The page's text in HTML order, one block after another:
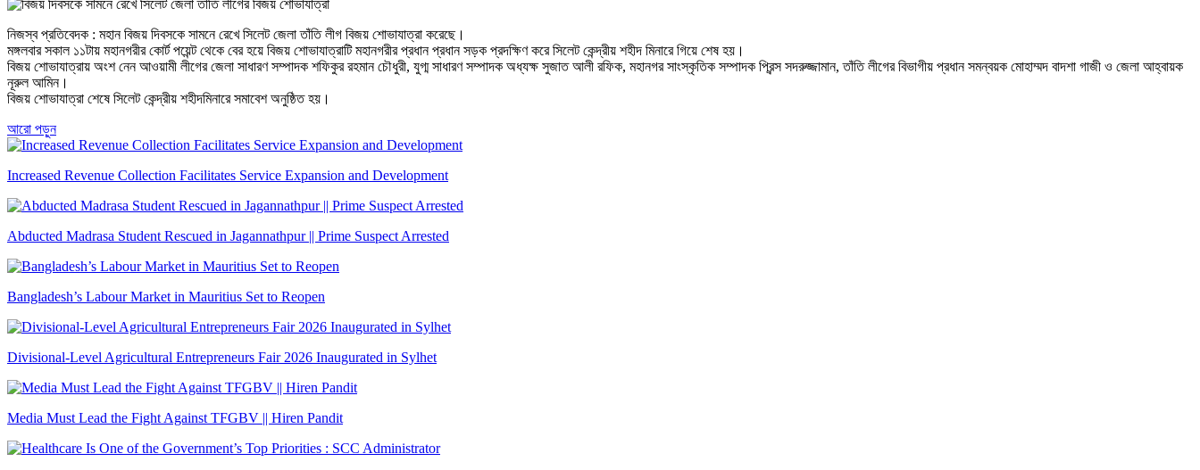
নিজস্ব প্রতিবেদক : মহান বিজয় দিবসকে সামনে রেখে সিলেট জেলা তাঁতি লীগ বিজয় শোভাযাত্রা করেছে।
মঙ্গলবার সকাল ১১টায় মহানগরীর কোর্ট পয়েন্ট থেকে বের হয়ে বিজয় শোভাযাত্রাটি মহানগরীর প্রধান প্রধান সড়ক প্রদক্ষিণ করে সিলেট কেন্দ্রীয় শহীদ মিনারে গিয়ে শেষ হয়।
বিজয় শোভাযাত্রায় অংশ নেন আওয়ামী লীগের জেলা সাধারণ সম্পাদক শফিকুর রহমান চৌধুরী, যুগ্ম সাধারণ সম্পাদক অধ্যক্ষ সুজাত আলী রফিক, মহানগর সাংস্কৃতিক সম্পাদক প্রিন্স সদরুজ্জামান, তাঁতি লীগের বিভাগীয় প্রধান সমন্বয়ক মোহাম্মদ বাদশা গাজী ও জেলা আহ্বায়ক
নূরুল আমিন।
বিজয় শোভাযাত্রা শেষে সিলেট কেন্দ্রীয় শহীদমিনারে সমাবেশ অনুষ্ঠিত হয়।
আরো পড়ুন
Increased Revenue Collection Facilitates Service Expansion and Development
Abducted Madrasa Student Rescued in Jagannathpur || Prime Suspect Arrested
Bangladesh’s Labour Market in Mauritius Set to Reopen
Divisional-Level Agricultural Entrepreneurs Fair 2026 Inaugurated in Sylhet
Media Must Lead the Fight Against TFGBV || Hiren Pandit